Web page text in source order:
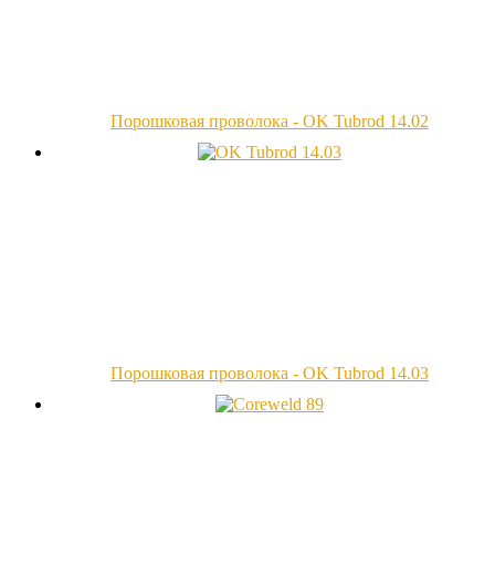
Порошковая проволока - OK Tubrod 14.02
Порошковая проволока - OK Tubrod 14.03